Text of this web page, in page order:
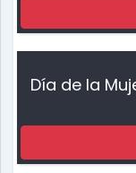
Día de la